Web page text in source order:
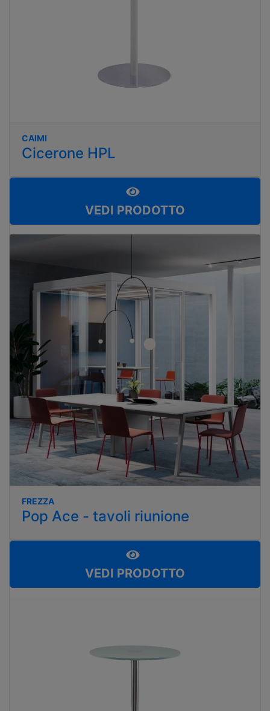
CAIMI
Cicerone HPL
VEDI PRODOTTO
FREZZA
Pop Ace - tavoli riunione
VEDI PRODOTTO